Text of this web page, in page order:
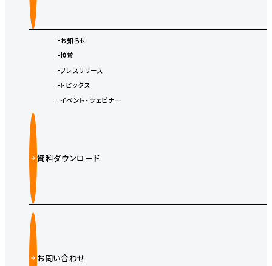
お知らせ
協賛
プレスリリース
トピックス
イベント・ウェビナー
資料ダウンロード
お問い合わせ